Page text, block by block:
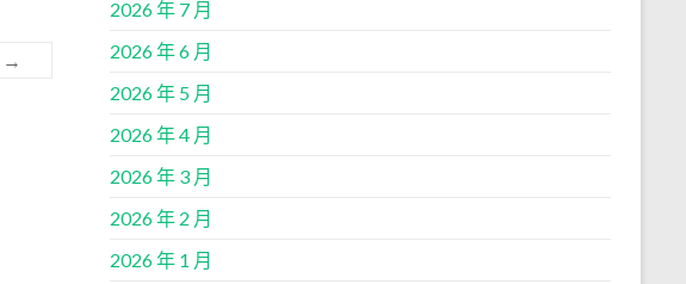
→
2026 年 7 月
2026 年 6 月
2026 年 5 月
2026 年 4 月
2026 年 3 月
2026 年 2 月
2026 年 1 月